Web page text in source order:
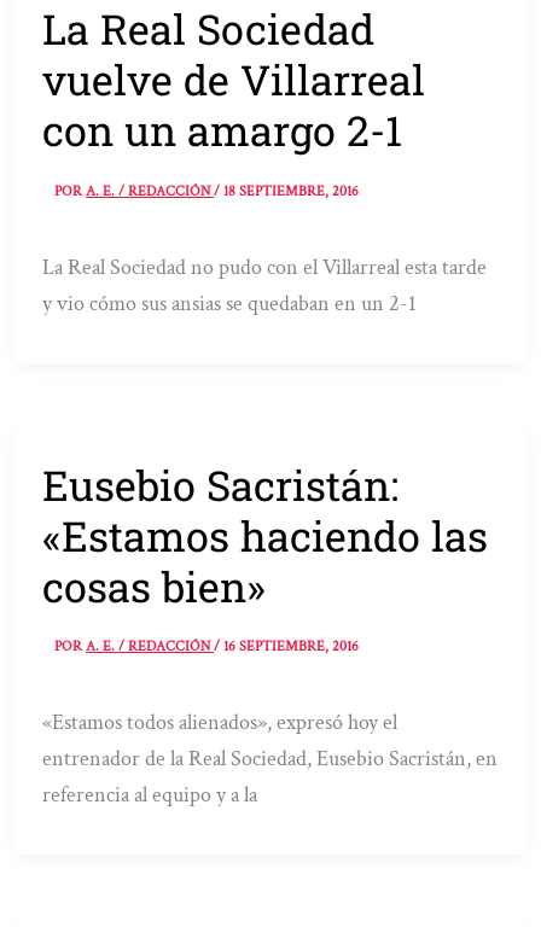
La Real Sociedad
vuelve de Villarreal
con un amargo 2-1
PORA. E. / REDACCIÓN/18 SEPTIEMBRE, 2016
La Real Sociedad no pudo con el Villarreal esta tarde
y vio cómo sus ansias se quedaban en un 2-1
Eusebio Sacristán:
«Estamos haciendo las
cosas bien»
PORA. E. / REDACCIÓN/16 SEPTIEMBRE, 2016
«Estamos todos alienados», expresó hoy el
entrenador de la Real Sociedad, Eusebio Sacristán, en
referencia al equipo y a la